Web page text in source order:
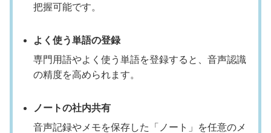
把握可能です。
よく使う単語の登録
専門用語やよく使う単語を登録すると、音声認識
の精度を高められます。
ノートの社内共有
音声記録やメモを保存した「ノート」を任意のメ